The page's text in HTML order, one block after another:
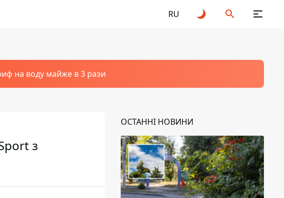
RU
на воду майже в 3 рази
з
ОСТАННІ НОВИНИ